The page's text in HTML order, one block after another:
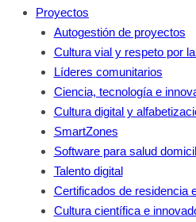
Proyectos
Autogestión de proyectos
Cultura vial y respeto por
Líderes comunitarios
Ciencia, tecnología e
Cultura digital y
SmartZones
Software para salud
Talento digital
Certificados de residencia
Cultura científica e